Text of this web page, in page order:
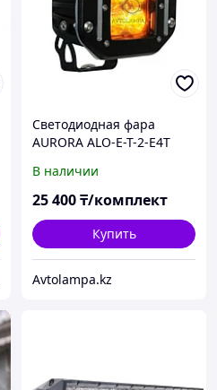
Светодиодная фара
AURORA ALO-E-T-2-E4T
жёлтый свет, квадратные
фары Aurora 1шт
В наличии
25 400₸/комплект
Купить
Avtolampa.kz